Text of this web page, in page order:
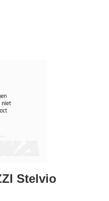
Stelvio